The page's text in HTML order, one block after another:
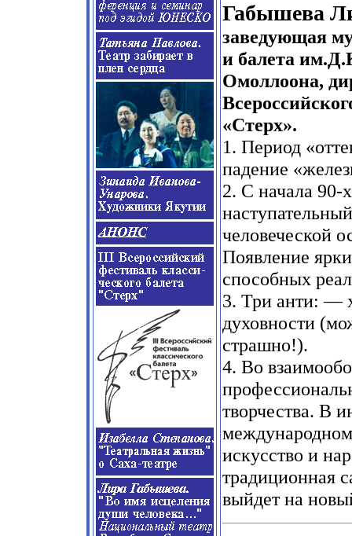
Габышева
заведующая
и балета
Омоллоона,
«Стерх».
1. Период
падение
2. С начала 90-
человеческой
Появление
способных
3. Три анти: —
духовности
страшно!).
4. Во
творчества. В
международном
искусство и
традиционная
выйдет на